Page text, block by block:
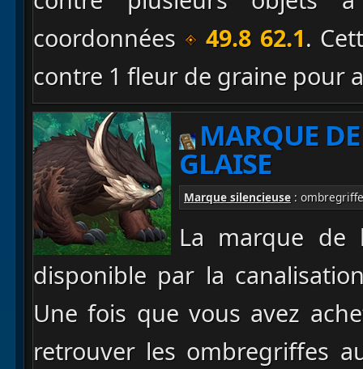
coordonnées
49.8 62.1.
contre 1 fleur de graine pour
MARQUE
GLAISE
Marque silencieuse : ombregriffe
La marque de
disponible par la
Une fois que vous avez
retrouver les ombregriffes